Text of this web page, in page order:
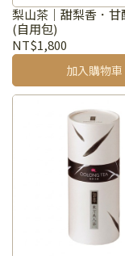
梨山茶｜甜梨香．甘
(自用包)
NT$1,800
加入購物車